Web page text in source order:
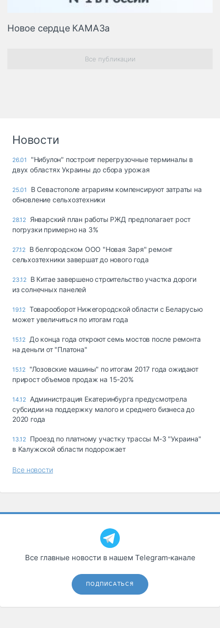
Новое сердце КАМАЗа
Все публикации
Новости
26.01
"Нибулон" построит перегрузочные терминалы в
двух областях Украины до сбора урожая
25.01
В Севастополе аграриям компенсируют затраты на
обновление сельхозтехники
28.12 Январский план работы РЖД предполагает рост
погрузки примерно на 3%
27.12 В белгородском ООО "Новая Заря" ремонт
сельхозтехники завершат до нового года
23.12 В Китае завершено строительство участка дороги
из солнечных панелей
19.12 Товарооборот Нижегородской области с Беларусью
может увеличиться по итогам года
15.12 До конца года откроют семь мостов после ремонта
на деньги от "Платона"
15.12 "Лозовские машины" по итогам 2017 года ожидают
прирост объемов продаж на 15-20%
14.12 Администрация Екатеринбурга предусмотрела
субсидии на поддержку малого и среднего бизнеса до
2020 года
13.12 Проезд по платному участку трассы М-3 "Украина"
в Калужской области подорожает
Все новости
Все главные новости в нашем Telegram‑канале
ПОДПИСАТЬСЯ